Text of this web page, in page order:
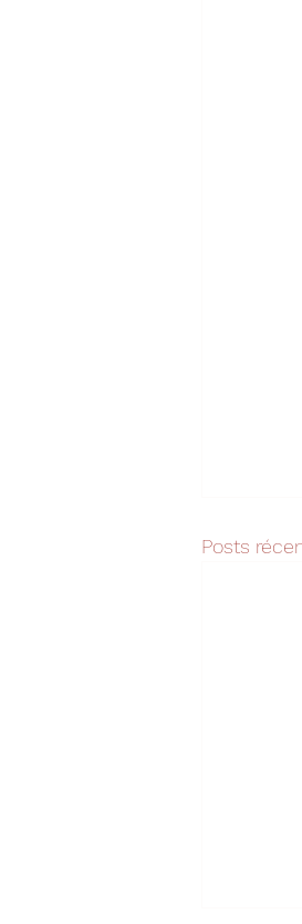
Posts